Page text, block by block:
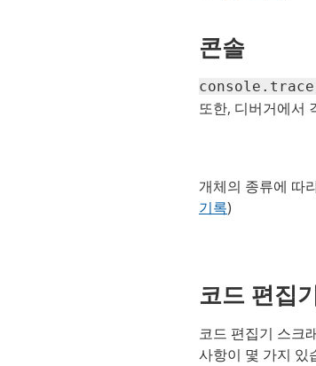
콘솔
console.trace
또한, 디버거에서
개체의 종류에 따
기록)
코드 편집
코드 편집기 스크
사항이 몇 가지 있